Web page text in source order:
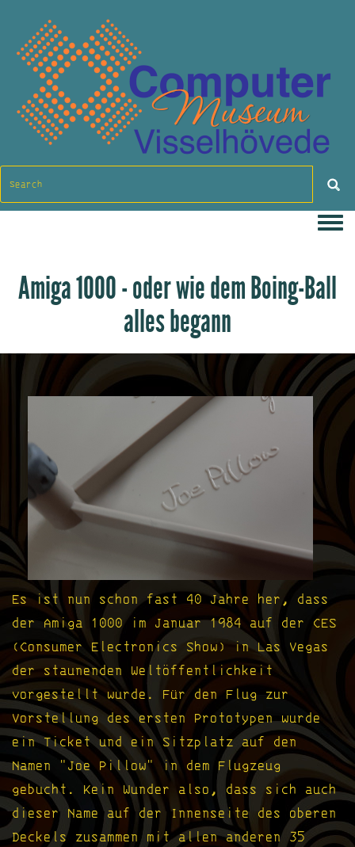
Amiga 1000 - oder wie dem Boing-Ball
alles begann
Es ist nun schon fast 40 Jahre her, dass
der Amiga 1000 im Januar 1984 auf der CES
(Consumer Electronics Show) in Las Vegas
der staunenden Weltöffentlichkeit
vorgestellt wurde. Für den Flug zur
Vorstellung des ersten Prototypen wurde
ein Ticket und ein Sitzplatz auf den
Namen "Joe Pillow" in dem Flugzeug
gebucht. Kein Wunder also, dass sich auch
dieser Name auf der Innenseite des oberen
Deckels zusammen mit allen anderen 35